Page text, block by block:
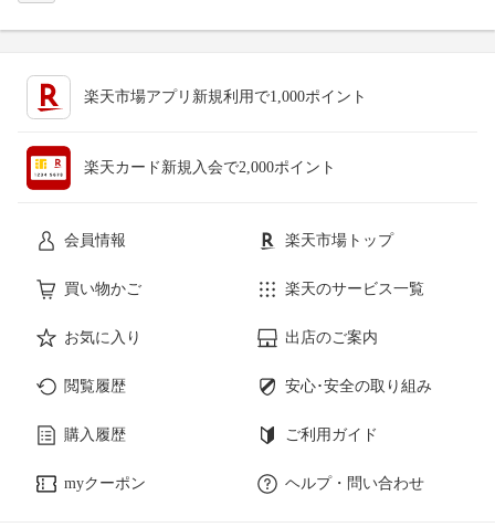
楽天市場アプリ新規利用で1,000ポイント
楽天カード新規入会で2,000ポイント
会員情報 楽天市場トップ
買い物かご 楽天のサービス一覧
お気に入り 出店のご案内
閲覧履歴 安心･安全の取り組み
購入履歴 ご利用ガイド
myクーポン ヘルプ・問い合わせ